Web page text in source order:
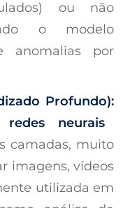
ou não
o modelo
anomalias por
Profundo):
redes neurais
camadas, muito
imagens, vídeos
utilizada em